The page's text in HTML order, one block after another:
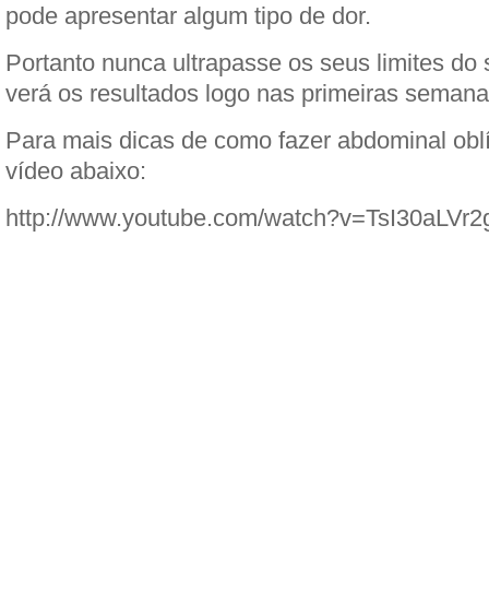
pode apresentar algum tipo de dor.
Portanto nunca ultrapasse os seus limites do
verá os resultados logo nas primeiras
Para mais dicas de como fazer abdominal
vídeo abaixo:
http://www.youtube.com/